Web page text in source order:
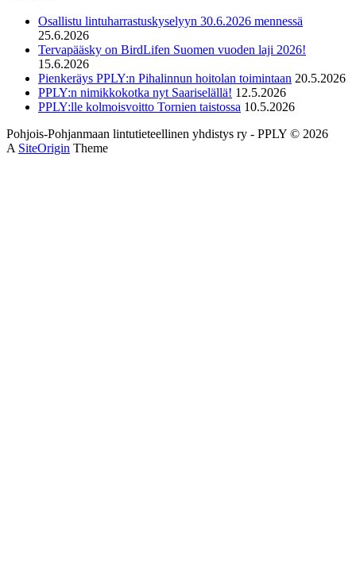
Osallistu lintuharrastuskyselyyn 30.6.2026 mennessä
25.6.2026
Tervapääsky on BirdLifen Suomen vuoden laji 2026!
15.6.2026
Pienkeräys PPLY:n Pihalinnun hoitolan toimintaan 20.5.2026
PPLY:n nimikkokotka nyt Saariselällä! 12.5.2026
PPLY:lle kolmoisvoitto Tornien taistossa 10.5.2026
Pohjois-Pohjanmaan lintutieteellinen yhdistys ry - PPLY © 2026
A SiteOrigin Theme